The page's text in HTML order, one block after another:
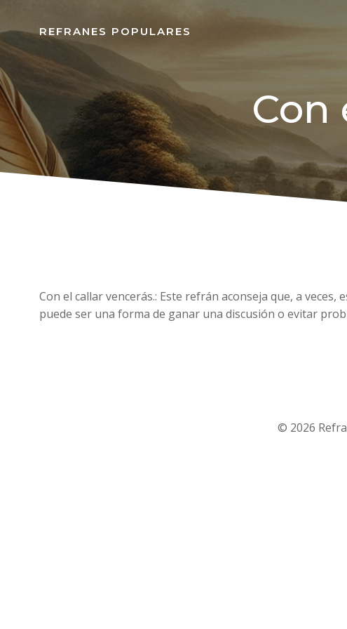
REFRANES POPULARES
Con
Con el callar vencerás.: Este refrán aconseja que, a
puede ser una forma de ganar una discusión o evitar
© 2026